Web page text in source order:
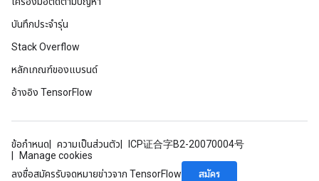
บันทึกประจำรุ่น
Stack Overflow
หลักเกณฑ์ของแบรนด์
อ้างอิง TensorFlow
ข้อกำหนด ความเป็นส่วนตัว
ICP证合字B2-20070004号
Manage cookies
ลงชื่อสมัครรับจดหมายข่าวจาก TensorFlow
สมัคร